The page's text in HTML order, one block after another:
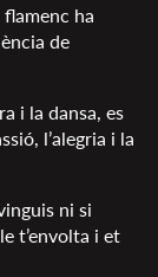
ha
de
i la dansa, es
l’alegria i la
ni si
t’envolta i et